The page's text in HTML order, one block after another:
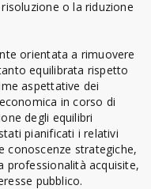
o la riduzione
orientata a rimuovere
equilibrata rispetto
aspettative dei
in corso di
degli equilibri
pianificati i relativi
conoscenze strategiche,
professionalità acquisite,
pubblico.